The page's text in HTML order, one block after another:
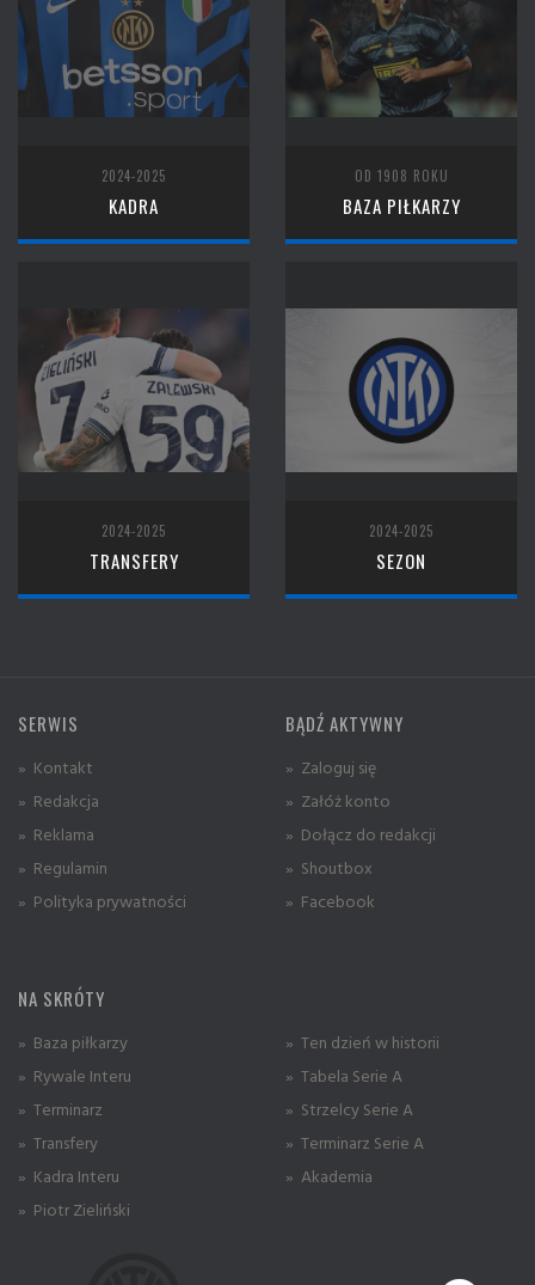
2024-2025
KADRA
OD 1908 ROKU
BAZA PIŁKARZY
2024-2025
TRANSFERY
2024-2025
SEZON
SERWIS
» Kontakt
» Redakcja
» Reklama
» Regulamin
» Polityka prywatności
BĄDŹ AKTYWNY
» Zaloguj się
» Załóż konto
» Dołącz do redakcji
» Shoutbox
» Facebook
NA SKRÓTY
» Baza piłkarzy
» Rywale Interu
» Terminarz
» Transfery
» Kadra Interu
» Piotr Zieliński
» Ten dzień w historii
» Tabela Serie A
» Strzelcy Serie A
» Terminarz Serie A
» Akademia